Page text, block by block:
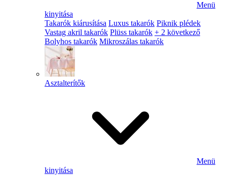
Menü
kinyitása
Takarók kiárusítása Luxus takarók Piknik plédek
Vastag akril takarók Plüss takarók + 2 következő
Bolyhos takarók Mikroszálas takarók
Asztalterítők
Menü
kinyitása